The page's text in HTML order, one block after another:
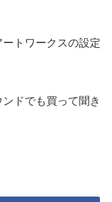
トワークスの設定
ドでも買って聞き